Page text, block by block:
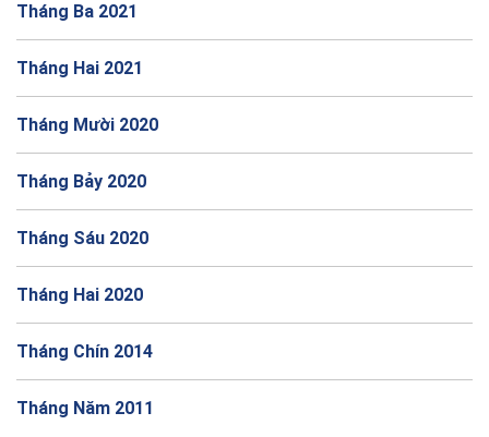
Tháng Ba 2021
Tháng Hai 2021
Tháng Mười 2020
Tháng Bảy 2020
Tháng Sáu 2020
Tháng Hai 2020
Tháng Chín 2014
Tháng Năm 2011